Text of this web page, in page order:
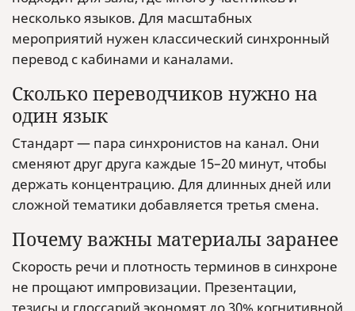
несколько языков. Для масштабных
мероприятий нужен классический синхронный
перевод с кабинами и каналами.
Сколько переводчиков нужно на
один язык
Стандарт — пара синхронистов на канал. Они
сменяют друг друга каждые 15–20 минут, чтобы
держать концентрацию. Для длинных дней или
сложной тематики добавляется третья смена.
Почему важны материалы заранее
Скорость речи и плотность терминов в синхроне
не прощают импровизации. Презентации,